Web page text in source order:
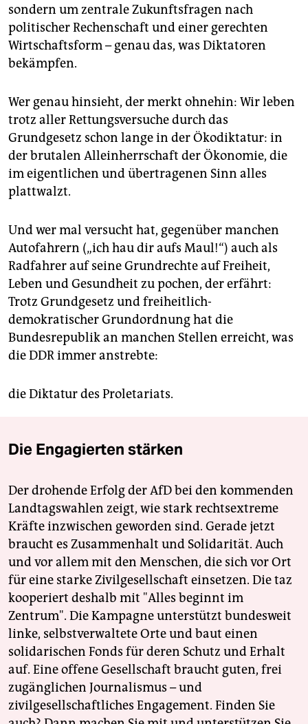
sondern um zentrale Zukunftsfragen nach
politischer Rechenschaft und einer gerechten
Wirtschaftsform – genau das, was Diktatoren
bekämpfen.
Wer genau hinsieht, der merkt ohnehin: Wir leben
trotz aller Rettungsversuche durch das
Grundgesetz schon lange in der Ökodiktatur: in
der brutalen Alleinherrschaft der Ökonomie, die
im eigentlichen und übertragenen Sinn alles
plattwalzt.
Und wer mal versucht hat, gegenüber manchen
Autofahrern („ich hau dir aufs Maul!“) auch als
Radfahrer auf seine Grundrechte auf Freiheit,
Leben und Gesundheit zu pochen, der erfährt:
Trotz Grundgesetz und freiheitlich-
demokratischer Grundordnung hat die
Bundesrepublik an manchen Stellen erreicht, was
die DDR immer anstrebte:
die Diktatur des Proletariats.
Die Engagierten stärken
Der drohende Erfolg der AfD bei den kommenden
Landtagswahlen zeigt, wie stark rechtsextreme
Kräfte inzwischen geworden sind. Gerade jetzt
braucht es Zusammenhalt und Solidarität. Auch
und vor allem mit den Menschen, die sich vor Ort
für eine starke Zivilgesellschaft einsetzen. Die taz
kooperiert deshalb mit "Alles beginnt im
Zentrum". Die Kampagne unterstützt bundesweit
linke, selbstverwaltete Orte und baut einen
solidarischen Fonds für deren Schutz und Erhalt
auf. Eine offene Gesellschaft braucht guten, frei
zugänglichen Journalismus – und
zivilgesellschaftliches Engagement. Finden Sie